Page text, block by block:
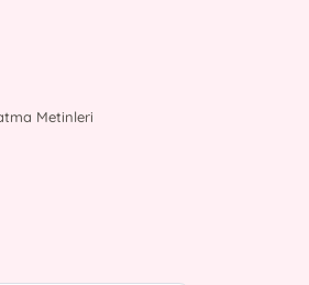
Metinleri